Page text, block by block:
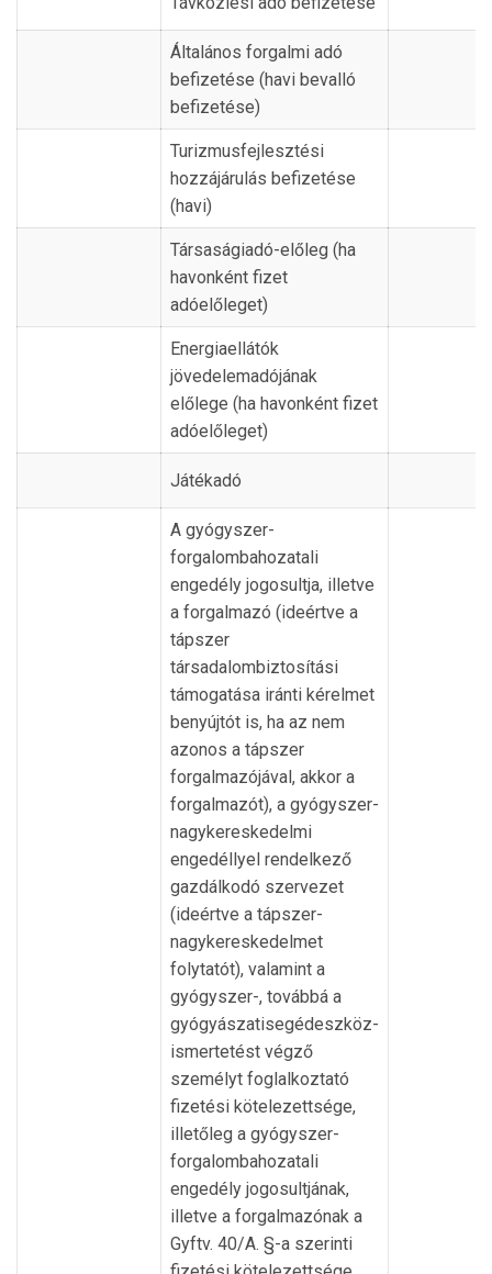
Általános forgalmi adó
befizetése (havi bevalló
befizetése)
Turizmusfejlesztési
hozzájárulás befizetése
(havi)
Társaságiadó-előleg (ha
havonként fizet
adóelőleget)
Energiaellátók
jövedelemadójának
előlege (ha havonként fizet
adóelőleget)
Játékadó
A gyógyszer-
forgalombahozatali
engedély jogosultja, illetve
a forgalmazó (ideértve a
tápszer
társadalombiztosítási
támogatása iránti kérelmet
benyújtót is, ha az nem
azonos a tápszer
forgalmazójával, akkor a
forgalmazót), a gyógyszer-
nagykereskedelmi
engedéllyel rendelkező
gazdálkodó szervezet
(ideértve a tápszer-
nagykereskedelmet
folytatót), valamint a
gyógyszer-, továbbá a
gyógyászatisegédeszköz-
ismertetést végző
személyt foglalkoztató
fizetési kötelezettsége,
illetőleg a gyógyszer-
forgalombahozatali
engedély jogosultjának,
illetve a forgalmazónak a
Gyftv. 40/A. §-a szerinti